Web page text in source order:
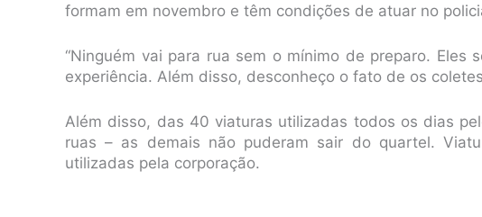
formam em novembro e têm condições de atuar no
“Ninguém vai para rua sem o mínimo de preparo. Eles
experiência. Além disso, desconheço o fato de os
Além disso, das 40 viaturas utilizadas todos os dias
ruas – as demais não puderam sair do quartel.
utilizadas pela corporação.